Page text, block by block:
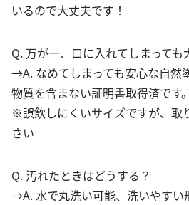
いるので大丈夫です！
Q. 万が一、口に入れてしまっても
→A. なめてしまっても安心な自然
物質を含まない証明書取得済です。
※誤飲しにくいサイズですが、取
さい
Q. 汚れたときはどうする？
→A. 水で丸洗い可能、洗いやすい